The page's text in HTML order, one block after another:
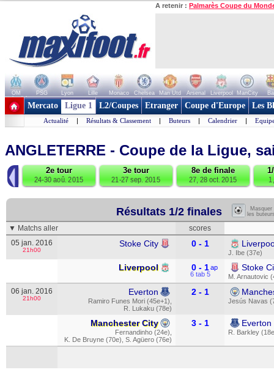
A retenir : Palmarès Coupe du
OM PSG Lyon Lille Monaco Chelsea Man Utd Arsenal Liverpool ManCity
+ de clubs
Mercato Ligue 1 L2/Coupes Etranger Coupe d'Europe Les
Actualité | Résultats & Classement | Buteurs | Calendrier |
ANGLETERRE - Coupe de la Ligue,
◀ 2e tour
24-30 aoû. 2015
3e tour
21-27 sep. 2015
8e de finale
27, 28 oct. 2015
Résultats 1/2 finales
Masquer
les
▼ Matchs aller
scores
05 jan. 2016
21h00
Stoke City 0 - 1
J. Ibe (37e)
Liverpool 0 - 1 ap
6 tab 5
Stoke
M. Arnautovic
06 jan. 2016
21h00
Everton
Ramiro Funes Mori (45e+1)
R. Lukaku (78e)
2 - 1
Jesús Navas
Manchester City
Fernandinho (24e)
K. De Bruyne (70e) S. Agüero (76e)
3 - 1 Everton
R. Barkley